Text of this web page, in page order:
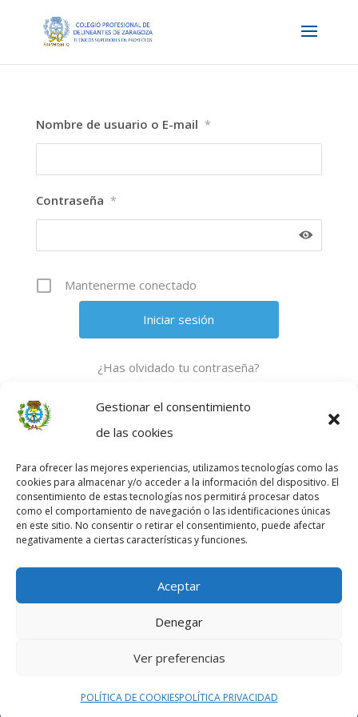
Gestionar el consentimiento
de las cookies
Para ofrecer las mejores experiencias, utilizamos tecnologías como las
cookies para almacenar y/o acceder a la información del dispositivo. El
consentimiento de estas tecnologías nos permitirá procesar datos
como el comportamiento de navegación o las identificaciones únicas
en este sitio. No consentir o retirar el consentimiento, puede afectar
negativamente a ciertas características y funciones.
Aceptar
Denegar
Ver preferencias
POLÍTICA DE COOKIESPOLÍTICA PRIVACIDAD
Nombre de usuario o E-mail *
Contraseña *
Mantenerme conectado
¿Has olvidado tu contraseña?
Sí aún no tienes cuenta, REGÍSTRATE AQUÍ